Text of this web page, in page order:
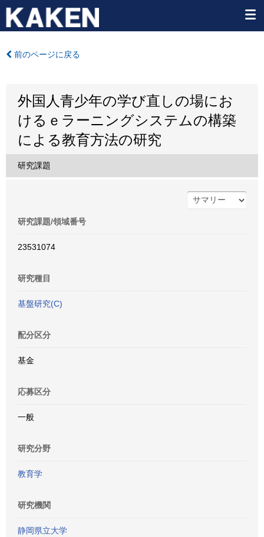
前のページに戻る
外国人青少年の学び直しの場にお
けるｅラーニングシステムの構築
による教育方法の研究
研究課題
研究課題/領域番号
23531074
研究種目
基盤研究(C)
配分区分
基金
応募区分
一般
研究分野
教育学
研究機関
静岡県立大学